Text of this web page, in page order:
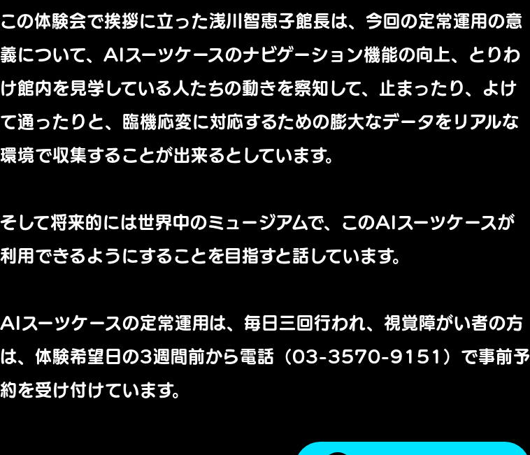
この体験会で挨拶に立った浅川智恵子館長は、今回の定常運用の意
義について、AIスーツケースのナビゲーション機能の向上、とりわ
け館内を見学している人たちの動きを察知して、止まったり、よけ
て通ったりと、臨機応変に対応するための膨大なデータをリアルな
環境で収集することが出来るとしています。
そして将来的には世界中のミュージアムで、このAIスーツケースが
利用できるようにすることを目指すと話しています。
AIスーツケースの定常運用は、毎日三回行われ、視覚障がい者の方
は、体験希望日の3週間前から電話（03-3570-9151）で事前予
約を受け付けています。